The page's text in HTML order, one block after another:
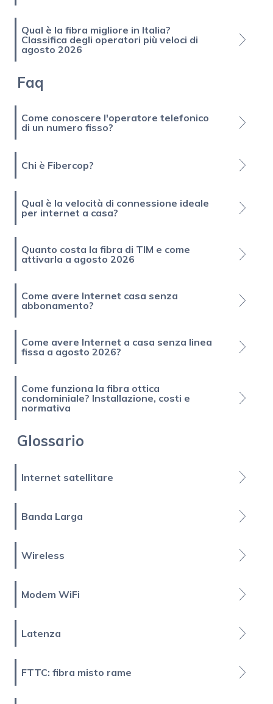
Qual è la fibra migliore in Italia?
Classifica degli operatori più veloci di
agosto 2026
Faq
Come conoscere l'operatore telefonico
di un numero fisso?
Chi è Fibercop?
Qual è la velocità di connessione ideale
per internet a casa?
Quanto costa la fibra di TIM e come
attivarla a agosto 2026
Come avere Internet casa senza
abbonamento?
Come avere Internet a casa senza linea
fissa a agosto 2026?
Come funziona la fibra ottica
condominiale? Installazione, costi e
normativa
Glossario
Internet satellitare
Banda Larga
Wireless
Modem WiFi
Latenza
FTTC: fibra misto rame